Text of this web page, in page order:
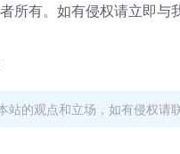
有。如有侵权请立即与我
的观点和立场，如有侵权请